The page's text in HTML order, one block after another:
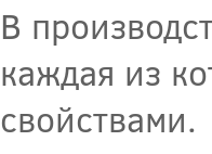
В
каждая из
свойствами.